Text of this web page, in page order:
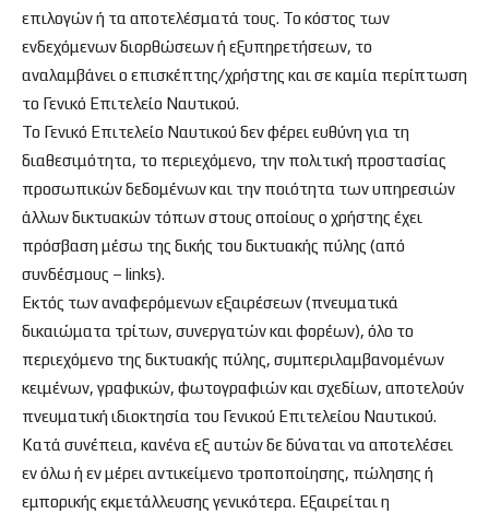
επιλογών ή τα αποτελέσματά τους. Το κόστος των
ενδεχόμενων διορθώσεων ή εξυπηρετήσεων, το
αναλαμβάνει ο επισκέπτης/χρήστης και σε καμία περίπτωση
το Γενικό Επιτελείο Ναυτικού.
Το Γενικό Επιτελείο Ναυτικού δεν φέρει ευθύνη για τη
διαθεσιμότητα, το περιεχόμενο, την πολιτική προστασίας
προσωπικών δεδομένων και την ποιότητα των υπηρεσιών
άλλων δικτυακών τόπων στους οποίους ο χρήστης έχει
πρόσβαση μέσω της δικής του δικτυακής πύλης (από
συνδέσμους – links).
Εκτός των αναφερόμενων εξαιρέσεων (πνευματικά
δικαιώματα τρίτων, συνεργατών και φορέων), όλο το
περιεχόμενο της δικτυακής πύλης, συμπεριλαμβανομένων
κειμένων, γραφικών, φωτογραφιών και σχεδίων, αποτελούν
πνευματική ιδιοκτησία του Γενικού Επιτελείου Ναυτικού.
Κατά συνέπεια, κανένα εξ αυτών δε δύναται να αποτελέσει
εν όλω ή εν μέρει αντικείμενο τροποποίησης, πώλησης ή
εμπορικής εκμετάλλευσης γενικότερα. Εξαιρείται η